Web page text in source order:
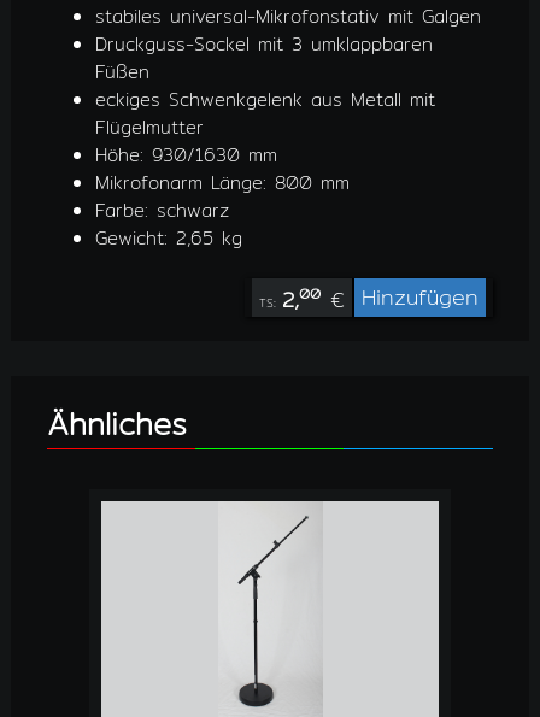
stabiles universal-Mikrofonstativ mit Galgen
Druckguss-Sockel mit 3 umklappbaren
Füßen
eckiges Schwenkgelenk aus Metall mit
Flügelmutter
Höhe: 930/1630 mm
Mikrofonarm Länge: 800 mm
Farbe: schwarz
Gewicht: 2,65 kg
TS: 2,00 € Hinzufügen
Ähnliches